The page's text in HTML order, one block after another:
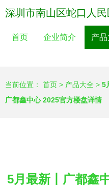
深圳市南山区蛇口人
首页 企业简介 产
当前位置： 首页 > 产品大全 > 5
广都鑫中心 2025官方楼盘详情
5月最新丨广都鑫